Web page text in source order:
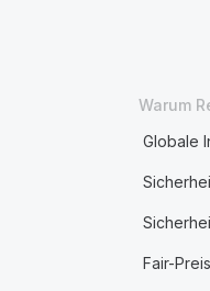
Warum
Globale
Fair-